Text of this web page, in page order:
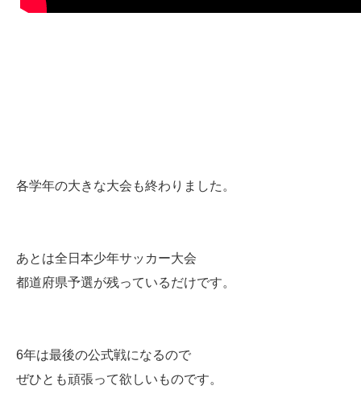
各学年の大きな大会も終わりました。
あとは全日本少年サッカー大会
都道府県予選が残っているだけです。
6年は最後の公式戦になるので
ぜひとも頑張って欲しいものです。